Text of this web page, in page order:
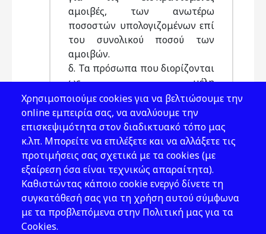
αμοιβές, των ανωτέρω
ποσοστών υπολογιζομένων επί
του συνολικού ποσού των
αμοιβών.
δ. Τα πρόσωπα που διορίζονται
ως μέλη
Διοικητικού Συμβουλίου Α.Ε.
και λαμβάνουν αμοιβή, των
ανωτέρωποσοστών
υπολογιζομένων επί της
αμοιβής κατ’ αποκοπή.
ε. Τα μέλη Δ.Σ. αγροτικών
συνεταιρισμών εφόσον
λαμβάνουν αμοιβή, των
ανωτέρω ποσοστών
Χρησιμοποιούμε cookies για να βελτιώσουμε την
online εμπειρία σας, να αναλύουμε την
επισκεψιμότητα στον διαδικτυακό τόπο μας
κ.λπ. Μπορείτε να επιλέξετε και να αλλάξετε τις
προτιμήσεις σας σχετικά με τα cookies (με
εξαίρεση όσα είναι τεχνικώς απαραίτητα).
Καθιστώντας κάποιο cookie ενεργό δίνετε τη
συγκατάθεσή σας για τη χρήση αυτού σύμφωνα
με τα προβλεπόμενα στην Πολιτική μας για τα
Cookies.